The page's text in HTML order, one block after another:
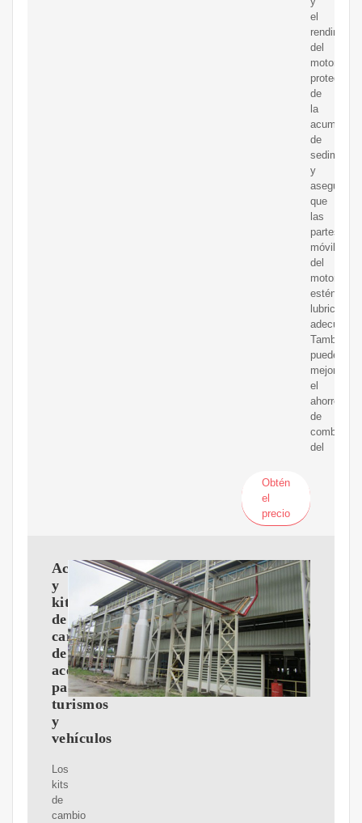
el
del
motor,
de
la
de
y
que
las
partes
móviles
del
motor
estén
lubricadas
También
puede
mejorar
el
ahorro
de
del
Obtén
el
precio
Aceites
y
kits
de
cambio
de
aceite
para
turismos
y
vehículos
Los
kits
de
cambio